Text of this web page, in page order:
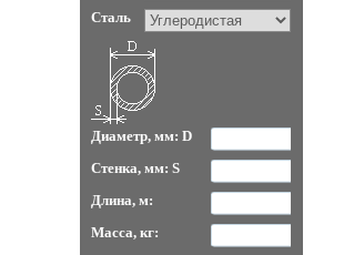
Сталь
Диаметр, мм: D
Стенка, мм: S
Длина, м:
Масса, кг: